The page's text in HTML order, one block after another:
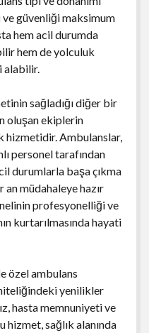
ve güvenliği maksimum
hem acil durumda
hem de yolculuk
alabilir.
sağladığı diğer bir
oluşan ekiplerin
hizmetidir. Ambulanslar,
personel tarafından
durumlarla başa çıkma
müdahaleye hazır
profesyonelliği ve
kurtarılmasında hayati
özel ambulans
yenilikler
hasta memnuniyeti ve
hizmet, sağlık alanında